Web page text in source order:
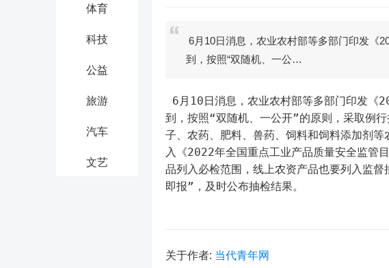
体育
科技
公益
旅游
汽车
文艺
6月10日消息，农业农村部等多部门印发《
到，按照“双随机、一公…
6月10日消息，农业农村部等多部门印发《
到，按照“双随机、一公开”的原则，采取例
子、农药、肥料、兽药、饲料和饲料添加剂
入《2022年全国重点工业产品质量安全监管
品列入必检范围，线上农资产品也要列入监
即报”，及时公布抽检结果。
关于作者: 当代青年网